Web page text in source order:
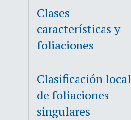
Clases
características y
foliaciones
Clasificación local
de foliaciones
singulares